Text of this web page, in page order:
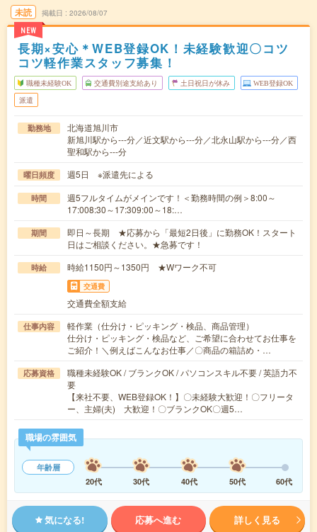
未読
NEW
掲載日 2026/08/07
長期×安心＊WEB登録OK！未経験歓迎〇コツ
コツ軽作業スタッフ募集！
職種未経験OK 交通費別途支給あり 土日祝日が休み WEB登録OK
派遣
勤務地
北海道旭川市
新旭川駅から---分／近文駅から---分／北永山駅から---分／西
聖和駅から---分
曜日頻度 週5日 ※派遣先による
時間
週5フルタイムがメインです！＜勤務時間の例＞8:00～
17:008:30～17:309:00～18:…
期間
即日～長期 ★応募から「最短2日後」に勤務OK！スタート
日はご相談ください。★急募です！
時給 時給1150円～1350円 ★Wワーク不可
交通費
交通費全額支給
仕事内容
軽作業（仕分け・ピッキング・検品、商品管理）
仕分け・ピッキング・検品など、ご希望に合わせてお仕事を
ご紹介！＼例えばこんなお仕事／〇商品の箱詰め・…
応募資格
職種未経験OK / ブランクOK / パソコンスキル不要 / 英語力不
要
【来社不要、WEB登録OK！】〇未経験大歓迎！〇フリータ
ー、主婦(夫) 大歓迎！〇ブランクOK〇週5…
職場の雰囲気
年齢層
20代
30代 40代 50代 60代
気になる! 応募へ進む 詳しく見る